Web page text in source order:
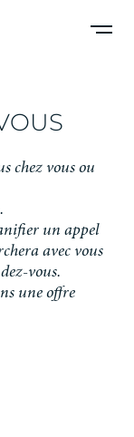
OUS
s chez vous ou
un appel
avec vous
vous.
une offre